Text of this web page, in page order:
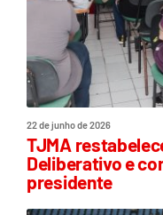
22 de junho de 2026
TJMA
Deliberativo e
presidente